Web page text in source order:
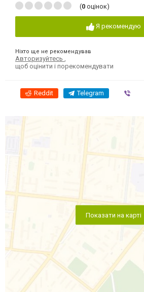
(0 оцінок)
Я рекомендую
Ніхто ще не рекомендував
Авторизуйтесь
щоб оцінити і порекомендувати
Reddit Telegram
Показати на карті